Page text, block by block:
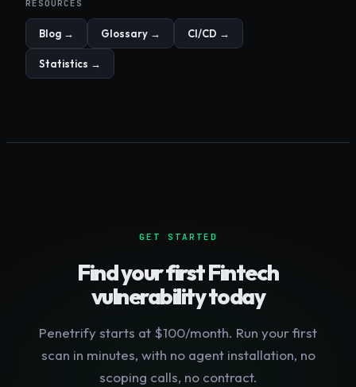
RESOURCES
Blog → Glossary → CI/CD →
Statistics →
GET STARTED
Find your firstFintech
vulnerability today
Penetrify starts at $100/month. Run your first
scan in minutes, with no agent installation, no
scoping calls, no contract.